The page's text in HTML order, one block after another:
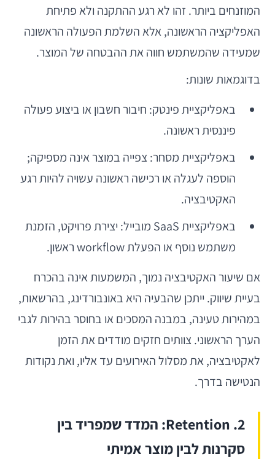
המוזנחים ביותר. זהו לא רגע ההתקנה ולא פתיחת
האפליקציה הראשונה, אלא השלמת הפעולה הראשונה
שמעידה שהמשתמש חווה את ההבטחה של המוצר.
בדוגמאות שונות:
באפליקציית פינטק: חיבור חשבון או ביצוע פעולה
פיננסית ראשונה.
באפליקציית מסחר: צפייה במוצר אינה מספיקה;
הוספה לעגלה או רכישה ראשונה עשויה להיות רגע
האקטיבציה.
באפליקציית SaaS מובייל: יצירת פרויקט, הזמנת
משתמש נוסף או הפעלת workflow ראשון.
אם שיעור האקטיבציה נמוך, המשמעות אינה בהכרח
בעיית שיווק. ייתכן שהבעיה היא באונבורדינג, בהרשאות,
במהירות טעינה, במבנה המסכים או בחוסר בהירות לגבי
הערך הראשוני. צוותים חזקים מודדים את הזמן
לאקטיבציה, את מסלול האירועים עד אליו, ואת נקודות
הנטישה בדרך.
2. Retention: המדד שמפריד בין
סקרנות לבין מוצר אמיתי